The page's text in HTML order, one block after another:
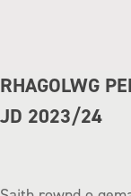
RHAGOLWG
JD 2023/24